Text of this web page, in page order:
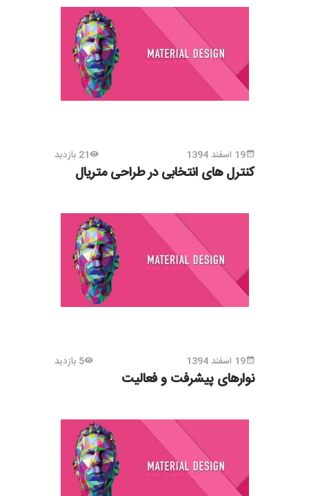
19 اسفند 1394 21 بازدید
کنترل های انتخابی در طراحی متریال
19 اسفند 1394 5 بازدید
نوارهای پیشرفت و فعالیت